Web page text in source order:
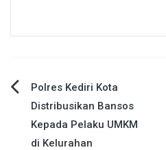
Navigasi
pos
Polres Kediri Kota
Distribusikan Bansos
Kepada Pelaku UMKM
di Kelurahan